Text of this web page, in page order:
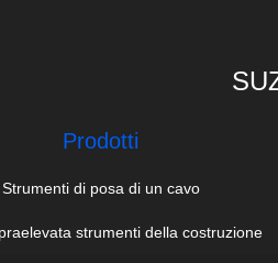
Prodotti
Strumenti di posa di un cavo
strumenti della costruzione